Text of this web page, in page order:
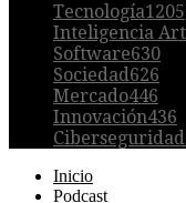
Tecnología1205
Inteligencia
Software630
Sociedad626
Mercado446
Innovación436
Ciberseguridad
Inicio
Podcast